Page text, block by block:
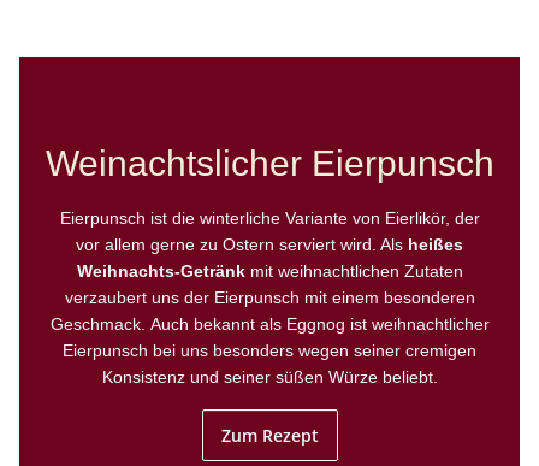
Weinachtslicher Eierpunsch
Eierpunsch ist die winterliche Variante von Eierlikör, der
vor allem gerne zu Ostern serviert wird. Als heißes
Weihnachts-Getränkmit weihnachtlichen Zutaten
verzaubert uns der Eierpunsch mit einem besonderen
Geschmack. Auch bekannt als Eggnog ist weihnachtlicher
Eierpunsch bei uns besonders wegen seiner cremigen
Konsistenz und seiner süßen Würze beliebt.
Zum Rezept